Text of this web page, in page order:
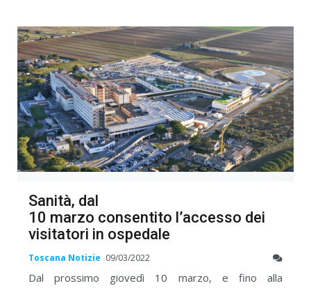
Sanità, dal
10 marzo consentito l’accesso dei
visitatori in ospedale
Toscana Notizie 09/03/2022
Dal prossimo giovedì 10 marzo, e fino alla